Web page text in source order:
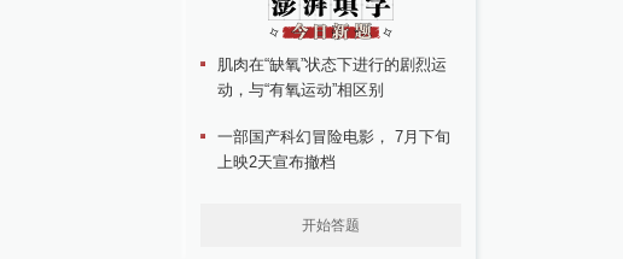
肌肉在“缺氧”状态下进行的剧烈运
动，与“有氧运动”相区别
一部国产科幻冒险电影， 7月下旬
上映2天宣布撤档
开始答题